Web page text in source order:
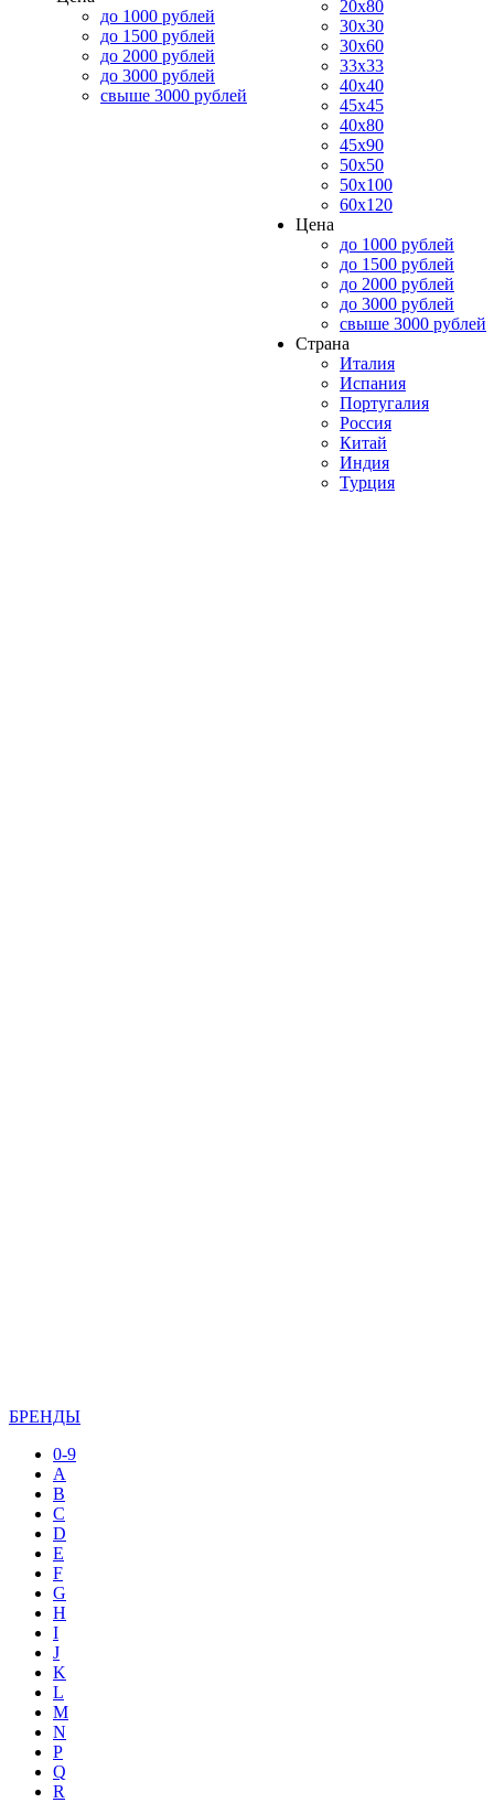
до 1000 рублей
до 1500 рублей
до 2000 рублей
до 3000 рублей
свыше 3000 рублей
20x80
30x30
30x60
33x33
40x40
45x45
40x80
45x90
50x50
50x100
60x120
Цена
до 1000 рублей
до 1500 рублей
до 2000 рублей
до 3000 рублей
свыше 3000 рублей
Страна
Италия
Испания
Португалия
Россия
Китай
Индия
Турция
БРЕНДЫ
0-9
A
B
C
D
E
F
G
H
I
J
K
L
M
N
P
Q
R